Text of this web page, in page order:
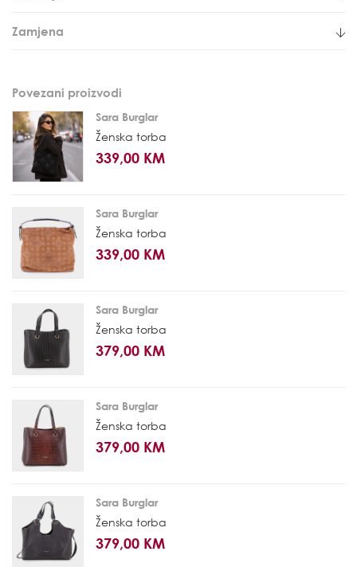
Zamjena
Povezani proizvodi
Sara Burglar
Ženska torba
339,00 KM
Sara Burglar
Ženska torba
339,00 KM
Sara Burglar
Ženska torba
379,00 KM
Sara Burglar
Ženska torba
379,00 KM
Sara Burglar
Ženska torba
379,00 KM